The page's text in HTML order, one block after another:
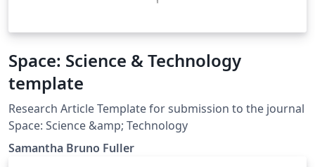
Space: Science & Technology
template
Research Article Template for submission to the journal
Space: Science &amp; Technology
Samantha Bruno Fuller